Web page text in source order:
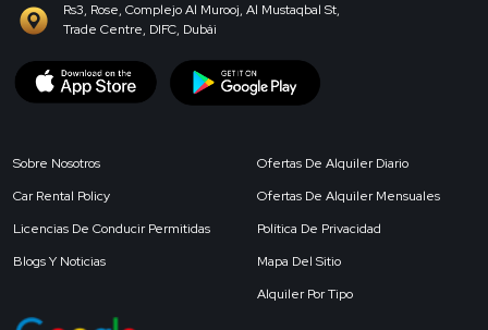
Rs3, Rose, Complejo Al Murooj, Al Mustaqbal St,
Trade Centre, DIFC, Dubái
Sobre Nosotros
Car Rental Policy
Licencias De Conducir Permitidas
Blogs Y Noticias
Ofertas De Alquiler Diario
Ofertas De Alquiler Mensuales
Política De Privacidad
Mapa Del Sitio
Alquiler Por Tipo